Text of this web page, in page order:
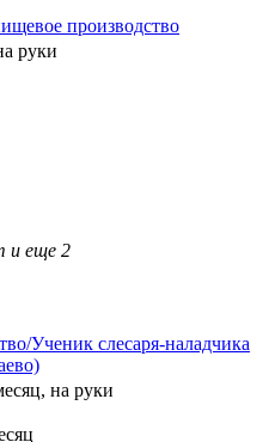
производство
руки
и еще 2
Ученик слесаря-наладчика
на руки